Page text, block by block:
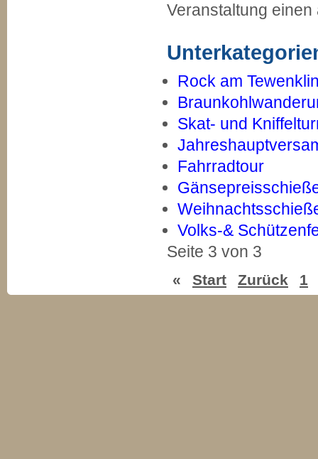
Veranstaltung
Rock am
Skat- und
Fahrradtour
Volks-&
Seite 3 von 3
« Start Zurück 1